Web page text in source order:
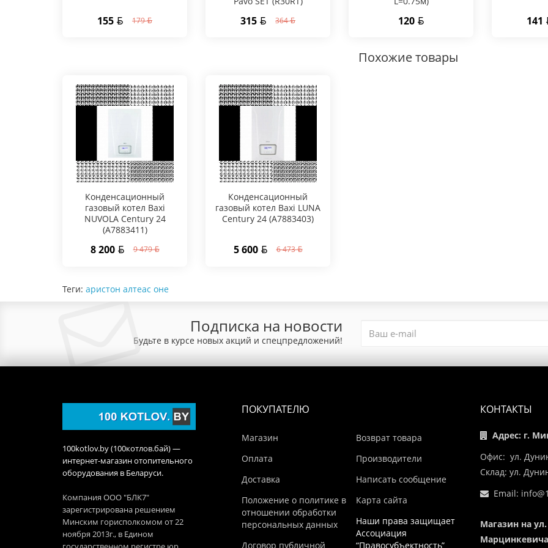
155 179 315 364 120 141
Похожие товары
Конденсационный
газовый котел Baxi
NUVOLA Century 24
(A7883411)
8 200 9 479
Конденсационный
газовый котел Baxi LUNA
Century 24 (A7883403)
5 600 6 473
Теги: аристон алтеас оне
Подписка на новости
Будьте в курсе новых акций и спецпредложений!
100kotlov.by (100котлов.бай) —
интернет-магазин отопительного
оборудования в Беларуси.
Компания ООО "БЛК7"
зарегистрирована решением
Минским горисполкомом от 22
ноября 2013г., в Едином
ПОКУПАТЕЛЮ
Магазин
Оплата
Доставка
Положение о политике в
отношении обработки
персональных данных
Договор публичной
Возврат товара
Производители
Написать сообщение
Карта сайта
Наши права защищает
Ассоциация
“Правосубъектность”
КОНТАКТЫ
Адрес: г.
Офис: ул.
Склад: ул.
Email:
Магазин на